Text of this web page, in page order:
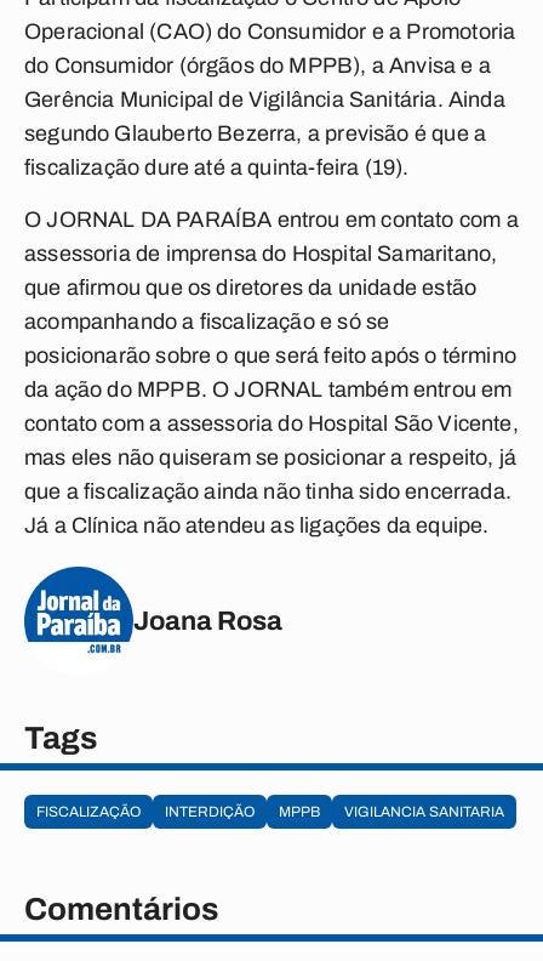
Operacional (CAO) do Consumidor e a Promotoria
do Consumidor (órgãos do MPPB), a Anvisa e a
Gerência Municipal de Vigilância Sanitária. Ainda
segundo Glauberto Bezerra, a previsão é que a
fiscalização dure até a quinta-feira (19).
O JORNAL DA PARAÍBA entrou em contato com a
assessoria de imprensa do Hospital Samaritano,
que afirmou que os diretores da unidade estão
acompanhando a fiscalização e só se
posicionarão sobre o que será feito após o término
da ação do MPPB. O JORNAL também entrou em
contato com a assessoria do Hospital São Vicente,
mas eles não quiseram se posicionar a respeito, já
que a fiscalização ainda não tinha sido encerrada.
Já a Clínica não atendeu as ligações da equipe.
Joana Rosa
Tags
FISCALIZAÇÃO INTERDIÇÃO MPPB VIGILANCIA SANITARIA
Comentários